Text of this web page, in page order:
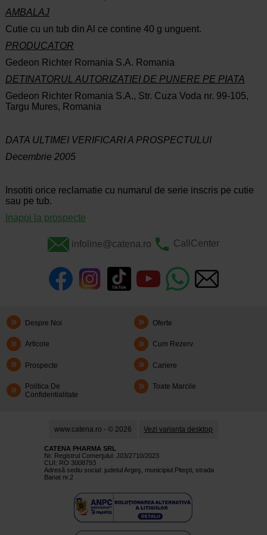
AMBALAJ
Cutie cu un tub din Al ce contine 40 g unguent.
PRODUCATOR
Gedeon Richter Romania S.A. Romania
DETINATORUL AUTORIZATIEI DE PUNERE PE PIATA
Gedeon Richter Romania S.A., Str. Cuza Voda nr. 99-105,
Targu Mures, Romania
DATA ULTIMEI VERIFICARI A PROSPECTULUI
Decembrie 2005
Insotiti orice reclamatie cu numarul de serie inscris pe cutie
sau pe tub.
Inapoi la prospecte
infoline@catena.ro CallCenter
Despre Noi Oferte
Articole Cum Rezerv
Prospecte Cariere
Politica De
Confidentialitate
Toate Marcile
www.catena.ro - © 2026 Vezi varianta desktop
CATENA PHARMA SRL
Nr. Registrul Comerţului: J03/2710/2023
CUI: RO 3008793
Adresă sediu social: judetul Argeş, municipiul Piteşti, strada
Banat nr.2